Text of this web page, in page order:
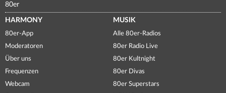
80er
HARMONY
80er-App
Moderatoren
Über uns
Frequenzen
Webcam
MUSIK
Alle 80er-Radios
80er Radio Live
80er Kultnight
80er Divas
80er Superstars